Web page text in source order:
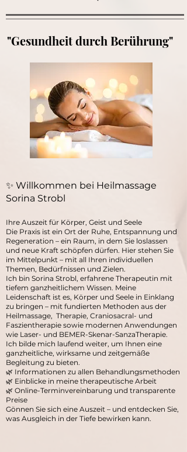
"Gesundheit durch Berührung"
✨ Willkommen bei Heilmassage
Sorina Strobl
Ihre Auszeit für Körper, Geist und Seele
Die Praxis ist ein Ort der Ruhe, Entspannung und
Regeneration – ein Raum, in dem Sie loslassen
und neue Kraft schöpfen dürfen. Hier stehen Sie
im Mittelpunkt – mit all Ihren individuellen
Themen, Bedürfnissen und Zielen.
Ich bin Sorina Strobl, erfahrene Therapeutin mit
tiefem ganzheitlichem Wissen. Meine
Leidenschaft ist es, Körper und Seele in Einklang
zu bringen – mit fundierten Methoden aus der
Heilmassage, Therapie, Craniosacral- und
Faszientherapie sowie modernen Anwendungen
wie Laser- und BEMER-Skenar-SanzaTherapie.
Ich bilde mich laufend weiter, um Ihnen eine
ganzheitliche, wirksame und zeitgemäße
Begleitung zu bieten.
🌿 Informationen zu allen Behandlungsmethoden
🌿 Einblicke in meine therapeutische Arbeit
🌿 Online-Terminvereinbarung und transparente
Preise
Gönnen Sie sich eine Auszeit – und entdecken Sie,
was Ausgleich in der Tiefe bewirken kann.